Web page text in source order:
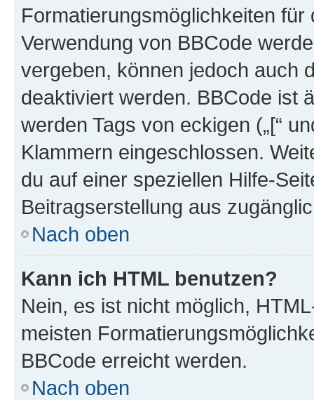
Formatierungsmöglichkeiten
Verwendung von BBCode
vergeben, können jedoch auch
deaktiviert werden. BBCode ist
werden Tags von eckigen („[“
Klammern eingeschlossen.
du auf einer speziellen Hilfe-
Beitragserstellung aus
Nach oben
Kann ich HTML benutzen?
Nein, es ist nicht möglich,
meisten
BBCode erreicht werden.
Nach oben